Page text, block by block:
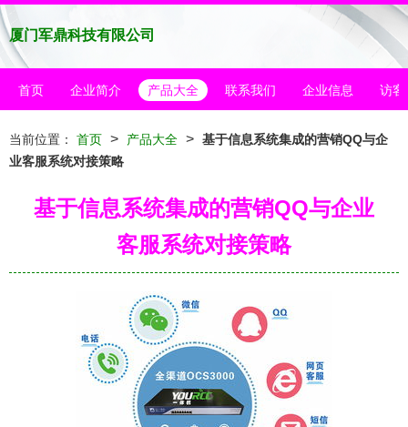
厦门军鼎科技有限公司
首页 企业简介 产品大全 联系我们 企业信息 访客
当前位置： 首页 > 产品大全 > 基于信息系统集成的营销QQ与企
业客服系统对接策略
基于信息系统集成的营销QQ与企业
客服系统对接策略